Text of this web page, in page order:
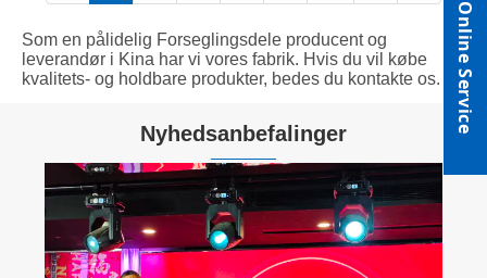
Som en pålidelig Forseglingsdele producent og
leverandør i Kina har vi vores fabrik. Hvis du vil købe
kvalitets- og holdbare produkter, bedes du kontakte os.
Nyhedsanbefalinger Online Service